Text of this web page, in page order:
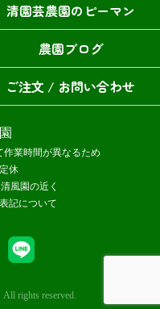
清園芸農園のピーマン
農園ブログ
ご注文 / お問い合わせ
作業時間が異なるため
休
風園の近く
記について
rights reserved.